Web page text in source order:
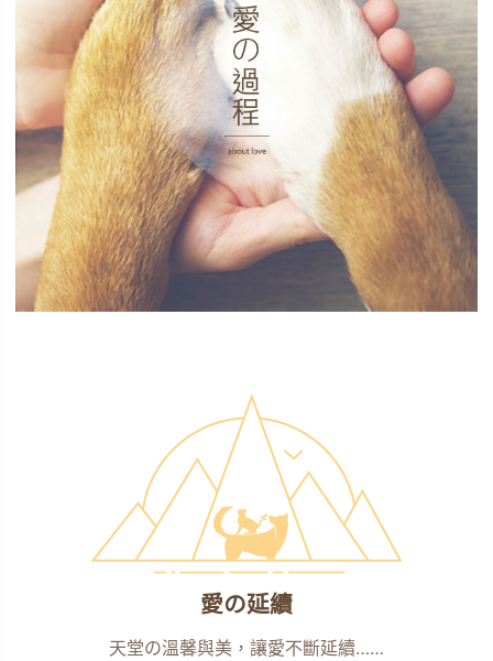
愛の延續
天堂の溫馨與美，讓愛不斷延續……